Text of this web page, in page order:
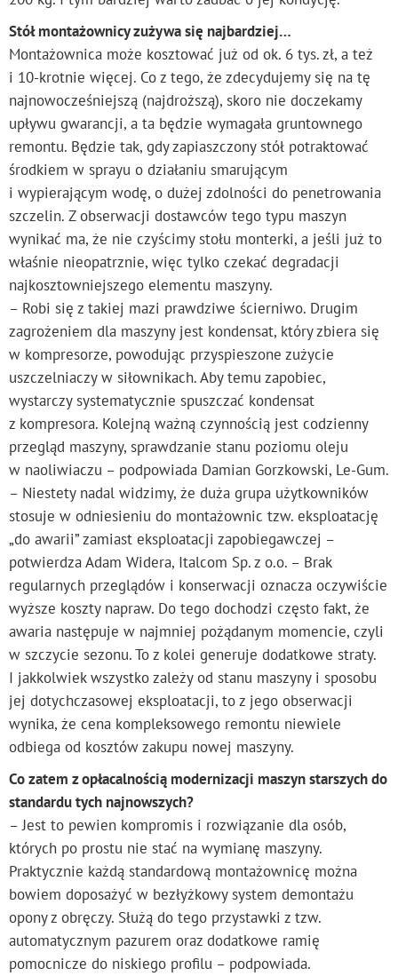
Stół montażownicy zużywa się najbardziej…
Montażownica może kosztować już od ok. 6 tys. zł, a też
i 10-krotnie więcej. Co z tego, że zdecydujemy się na tę
najnowocześniejszą (najdroższą), skoro nie doczekamy
upływu gwarancji, a ta będzie wymagała gruntownego
remontu. Będzie tak, gdy zapiaszczony stół potraktować
środkiem w sprayu o działaniu smarującym
i wypierającym wodę, o dużej zdolności do penetrowania
szczelin. Z obserwacji dostawców tego typu maszyn
wynikać ma, że nie czyścimy stołu monterki, a jeśli już to
właśnie nieopatrznie, więc tylko czekać degradacji
najkosztowniejszego elementu maszyny.
– Robi się z takiej mazi prawdziwe ścierniwo. Drugim
zagrożeniem dla maszyny jest kondensat, który zbiera się
w kompresorze, powodując przyspieszone zużycie
uszczelniaczy w siłownikach. Aby temu zapobiec,
wystarczy systematycznie spuszczać kondensat
z kompresora. Kolejną ważną czynnością jest codzienny
przegląd maszyny, sprawdzanie stanu poziomu oleju
w naoliwiaczu – podpowiada Damian Gorzkowski, Le-Gum.
– Niestety nadal widzimy, że duża grupa użytkowników
stosuje w odniesieniu do montażownic tzw. eksploatację
„do awarii” zamiast eksploatacji zapobiegawczej –
potwierdza Adam Widera, Italcom Sp. z o.o. – Brak
regularnych przeglądów i konserwacji oznacza oczywiście
wyższe koszty napraw. Do tego dochodzi często fakt, że
awaria następuje w najmniej pożądanym momencie, czyli
w szczycie sezonu. To z kolei generuje dodatkowe straty.
I jakkolwiek wszystko zależy od stanu maszyny i sposobu
jej dotychczasowej eksploatacji, to z jego obserwacji
wynika, że cena kompleksowego remontu niewiele
odbiega od kosztów zakupu nowej maszyny.
Co zatem z opłacalnością modernizacji maszyn starszych do
standardu tych najnowszych?
– Jest to pewien kompromis i rozwiązanie dla osób,
których po prostu nie stać na wymianę maszyny.
Praktycznie każdą standardową montażownicę można
bowiem doposażyć w bezłyżkowy system demontażu
opony z obręczy. Służą do tego przystawki z tzw.
automatycznym pazurem oraz dodatkowe ramię
pomocnicze do niskiego profilu – podpowiada.